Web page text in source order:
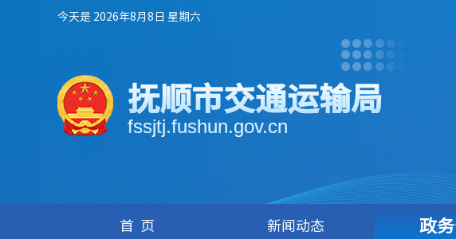
今天是 2026年8月8日 星期六
抚顺市交通运输局
fssjtj.fushun.gov.cn
首页 新闻动态 政